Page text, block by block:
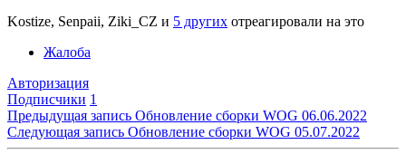
Kostize, Senpaii, Ziki_CZ и 5 других отреагировали на это
Жалоба
Авторизация
Подписчики 1
Предыдущая запись Обновление сборки WOG 06.06.2022
Следующая запись Обновление сборки WOG 05.07.2022